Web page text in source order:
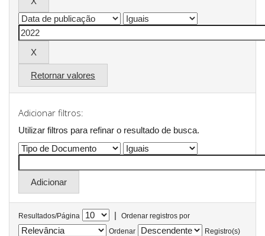
Retornar valores
Adicionar filtros:
Utilizar filtros para refinar o resultado de busca.
Resultados/Página |
Ordenar registros por
Ordenar
Registro(s)